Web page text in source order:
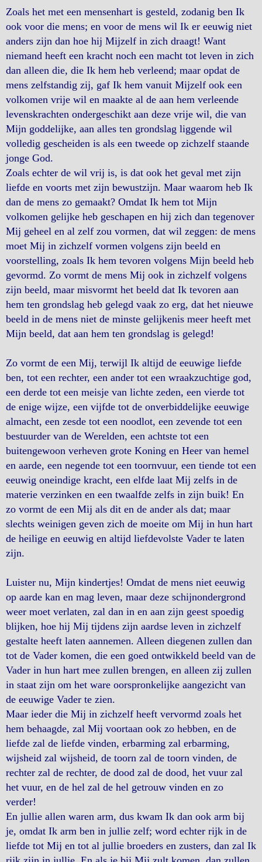
Zoals het met een mensenhart is gesteld, zodanig ben Ik
ook voor die mens; en voor de mens wil Ik er eeuwig niet
anders zijn dan hoe hij Mijzelf in zich draagt! Want
niemand heeft een kracht noch een macht tot leven in zich
dan alleen die, die Ik hem heb verleend; maar opdat de
mens zelfstandig zij, gaf Ik hem vanuit Mijzelf ook een
volkomen vrije wil en maakte al de aan hem verleende
levenskrachten ondergeschikt aan deze vrije wil, die van
Mijn goddelijke, aan alles ten grondslag liggende wil
volledig gescheiden is als een tweede op zichzelf staande
jonge God.
Zoals echter de wil vrij is, is dat ook het geval met zijn
liefde en voorts met zijn bewustzijn. Maar waarom heb Ik
dan de mens zo gemaakt? Omdat Ik hem tot Mijn
volkomen gelijke heb geschapen en hij zich dan tegenover
Mij geheel en al zelf zou vormen, dat wil zeggen: de mens
moet Mij in zichzelf vormen volgens zijn beeld en
voorstelling, zoals Ik hem tevoren volgens Mijn beeld heb
gevormd. Zo vormt de mens Mij ook in zichzelf volgens
zijn beeld, maar misvormt het beeld dat Ik tevoren aan
hem ten grondslag heb gelegd vaak zo erg, dat het nieuwe
beeld in de mens niet de minste gelijkenis meer heeft met
Mijn beeld, dat aan hem ten grondslag is gelegd!
Zo vormt de een Mij, terwijl Ik altijd de eeuwige liefde
ben, tot een rechter, een ander tot een wraakzuchtige god,
een derde tot een meisje van lichte zeden, een vierde tot
de enige wijze, een vijfde tot de onverbiddelijke eeuwige
almacht, een zesde tot een noodlot, een zevende tot een
bestuurder van de Werelden, een achtste tot een
buitengewoon verheven grote Koning en Heer van hemel
en aarde, een negende tot een toornvuur, een tiende tot een
eeuwig oneindige kracht, een elfde laat Mij zelfs in de
materie verzinken en een twaalfde zelfs in zijn buik! En
zo vormt de een Mij als dit en de ander als dat; maar
slechts weinigen geven zich de moeite om Mij in hun hart
de heilige en eeuwig en altijd liefdevolste Vader te laten
zijn.
Luister nu, Mijn kindertjes! Omdat de mens niet eeuwig
op aarde kan en mag leven, maar deze schijnondergrond
weer moet verlaten, zal dan in en aan zijn geest spoedig
blijken, hoe hij Mij tijdens zijn aardse leven in zichzelf
gestalte heeft laten aannemen. Alleen diegenen zullen dan
tot de Vader komen, die een goed ontwikkeld beeld van de
Vader in hun hart mee zullen brengen, en alleen zij zullen
in staat zijn om het ware oorspronkelijke aangezicht van
de eeuwige Vader te zien.
Maar ieder die Mij in zichzelf heeft vervormd zoals het
hem behaagde, zal Mij voortaan ook zo hebben, en de
liefde zal de liefde vinden, erbarming zal erbarming,
wijsheid zal wijsheid, de toorn zal de toorn vinden, de
rechter zal de rechter, de dood zal de dood, het vuur zal
het vuur, en de hel zal de hel getrouw vinden en zo
verder!
En jullie allen waren arm, dus kwam Ik dan ook arm bij
je, omdat Ik arm ben in jullie zelf; word echter rijk in de
liefde tot Mij en tot al jullie broeders en zusters, dan zal Ik